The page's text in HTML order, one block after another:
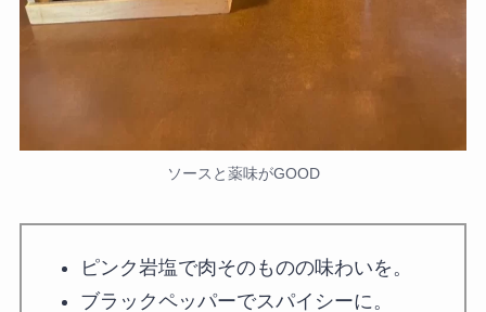
ソースと薬味がGOOD
ピンク岩塩で肉そのものの味わいを。
ブラックペッパーでスパイシーに。